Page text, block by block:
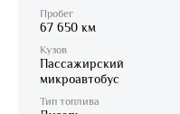
Пробег
67 650 км
Кузов
Пассажирский
микроавтобус
Тип топлива